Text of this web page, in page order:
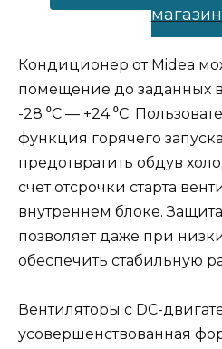
Кондиционер от Midea
помещение до заданных
-28 ⁰С — +24 ⁰С.
функция горячего
предотвратить обдув
счет отсрочки старта
внутреннем блоке.
позволяет даже при
обеспечить стабильную
Вентиляторы с DC-
усовершенствованная